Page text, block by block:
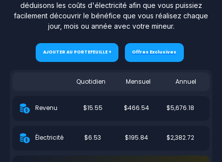
déduisons les coûts d'électricité afin que vous puissiez
facilement découvrir le bénéfice que vous réalisez chaque
jour, mois ou année avec votre mineur.
AJOUTER AU PORTEFEUILLE + Offres Exclusives
Quotidien Mensuel Annuel
Revenu $15.55 $466.54 $5,676.18
Électricité $6.53 $195.84 $2,382.72